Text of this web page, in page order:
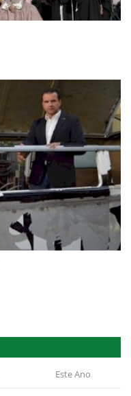
Este Ano